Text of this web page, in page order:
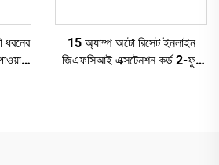
ধরনের
15 অ্যাম্প অটো রিসেট ইনলাইন
জিএফসিআই এক্সটেনশন কর্ড 2-ফুট